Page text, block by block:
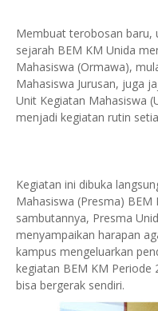
Membuat terobosan baru,
sejarah BEM KM Unida
Mahasiswa (Ormawa),
Mahasiswa Jurusan, juga
Unit Kegiatan Mahasiswa
menjadi kegiatan rutin
Kegiatan ini dibuka
Mahasiswa (Presma) BEM
sambutannya, Presma
menyampaikan harapan
kampus mengeluarkan
kegiatan BEM KM Periode
bisa bergerak sendiri.